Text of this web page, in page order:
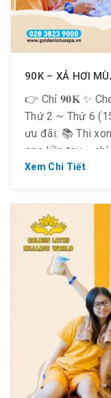
90K – XẢ HƠI
👉 Chỉ 𝟗𝟎𝐊 ✨
Thứ 2 ~ Thứ 6
ưu đãi: 📚 Thi
spa liền tay –
bom tấn, phim
Xem Chi Tiết